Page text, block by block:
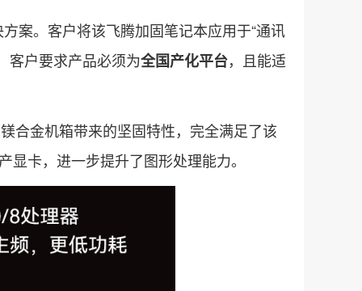
案。客户将该飞腾加固笔记本应用于“通讯
客户要求产品必须为全国产化平台，且能适
合金机箱带来的坚固特性，完全满足了该
卡，进一步提升了图形处理能力。